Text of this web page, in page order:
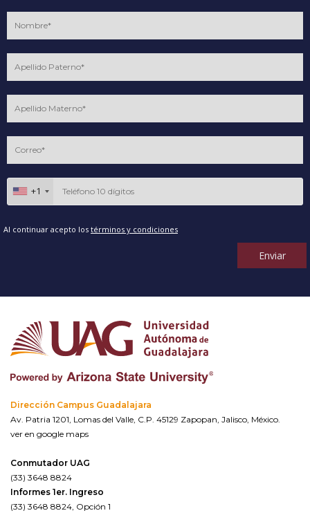
+1
Al continuar acepto los términos y condiciones
Enviar
Dirección Campus Guadalajara
Av. Patria 1201, Lomas del Valle, C.P. 45129 Zapopan, Jalisco, México.
ver en google maps
Conmutador UAG
(33) 3648 8824
Informes 1er. Ingreso
(33) 3648 8824, Opción 1